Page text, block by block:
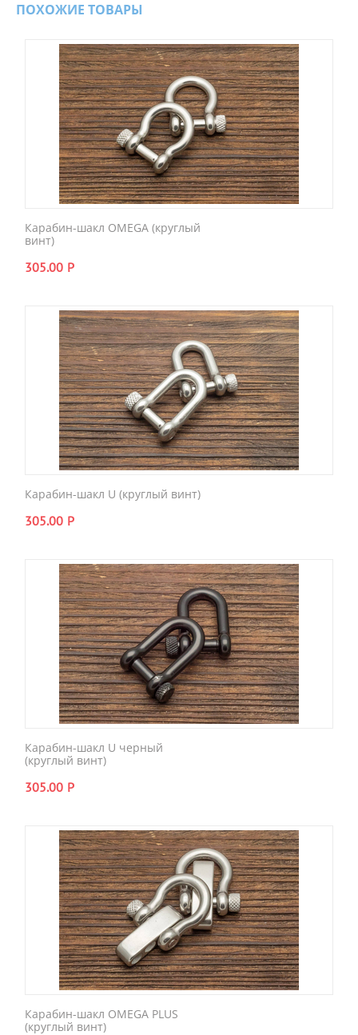
ПОХОЖИЕ ТОВАРЫ
Карабин-шакл OMEGA (круглый
винт)
305.00 Р
Карабин-шакл U (круглый винт)
305.00 Р
Карабин-шакл U черный
(круглый винт)
305.00 Р
Карабин-шакл OMEGA PLUS
(круглый винт)